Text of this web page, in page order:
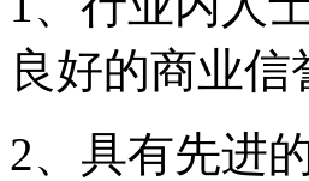
良好的商业信
2、具有先进